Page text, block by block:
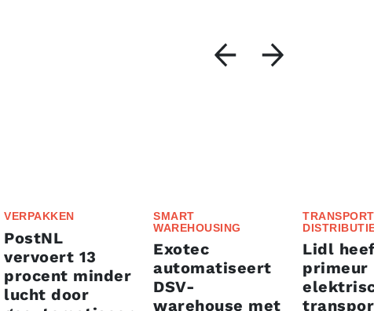
VERPAKKEN
PostNL
vervoert 13
procent minder
lucht door
SMART
WAREHOUSING
Exotec
automatiseert
DSV-
warehouse met
Lidl
primeur